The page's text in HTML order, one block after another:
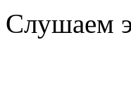
Слушаем